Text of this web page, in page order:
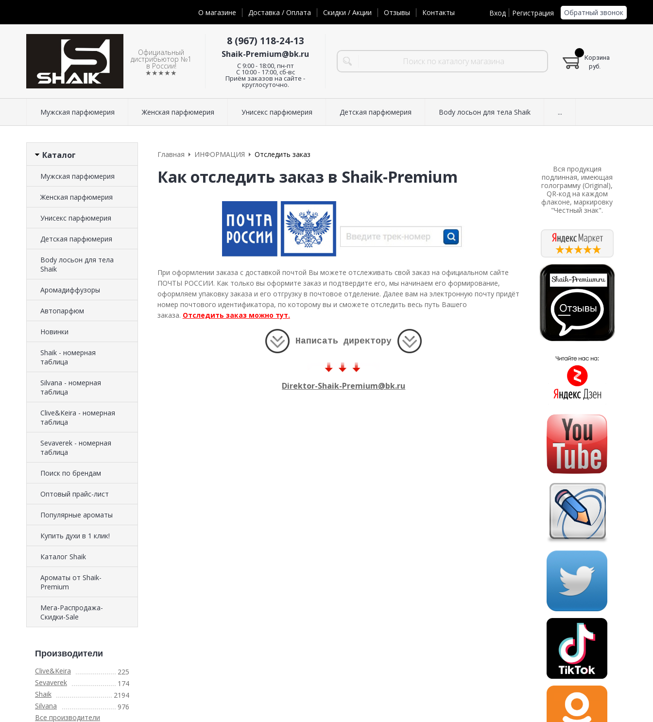
О магазине Доставка / Оплата Скидки / Акции Отзывы Контакты Вход Регистрация Обратный звонок
Официальный
дистрибьютор №1
в России!
★★★★★
8 (967) 118-24-13
Shaik-Premium@bk.ru
C 9:00 - 18:00, пн-пт
С 10:00 - 17:00, сб-вс
Приём заказов на сайте -
круглосуточно.
Корзина
руб.
Мужская парфюмерия Женская парфюмерия Унисекс парфюмерия Детская парфюмерия Body лосьон для тела Shaik ...
Каталог
Мужская парфюмерия
Женская парфюмерия
Унисекс парфюмерия
Детская парфюмерия
Body лосьон для тела
Shaik
Аромадиффузоры
Автопарфюм
Новинки
Shaik - номерная
таблица
Silvana - номерная
таблица
Clive&Keira - номерная
таблица
Sevaverek - номерная
таблица
Поиск по брендам
Оптовый прайс-лист
Популярные ароматы
Купить духи в 1 клик!
Каталог Shaik
Ароматы от Shaik-
Premium
Мега-Распродажа-
Скидки-Sale
Производители
Clive&Keira
225
Sevaverek
174
Shaik
2194
Silvana
976
Все производители
Главная ИНФОРМАЦИЯ Отследить заказ
Как отследить заказ в Shaik-Premium
При оформлении заказа с доставкой почтой Вы можете отслеживать свой заказ на официальном сайте
ПОЧТЫ РОССИИ. Как только вы оформите заказ и подтвердите его, мы начинаем его формирование,
оформляем упаковку заказа и его отгрузку в почтовое отделение. Далее вам на электронную почту придёт
номер почтового идентификатора, по которому вы и сможете отследить весь путь Вашего
заказа. Отследить заказ можно тут.
Написать директору
Direktor-Shaik-Premium@bk.ru
Вся продукция
подлинная, имеющая
голограмму (Original),
QR-код на каждом
флаконе, маркировку
"Честный знак".